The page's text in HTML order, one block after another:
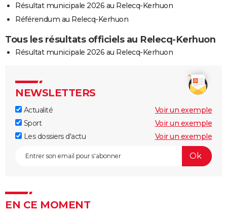
Résultat municipale 2026 au Relecq-Kerhuon
Référendum au Relecq-Kerhuon
Tous les résultats officiels au Relecq-Kerhuon
Résultat municipale 2026 au Relecq-Kerhuon
NEWSLETTERS
Actualité
Voir un exemple
Sport
Voir un exemple
Les dossiers d'actu
Voir un exemple
EN CE MOMENT